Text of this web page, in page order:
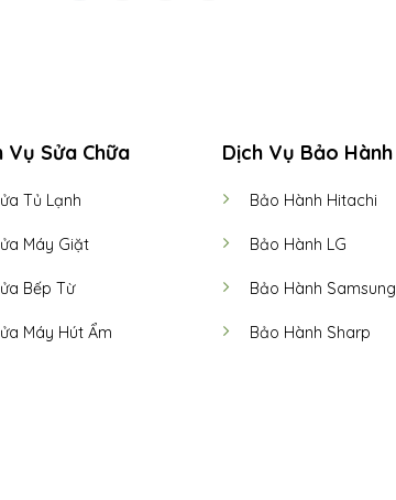
Vụ Sửa Chữa
Tủ Lạnh
Máy Giặt
Bếp Từ
Máy Hút Ẩm
Dịch Vụ Bảo Hành
Bảo Hành Hitachi
Bảo Hành LG
Bảo Hành Samsung
Bảo Hành Sharp